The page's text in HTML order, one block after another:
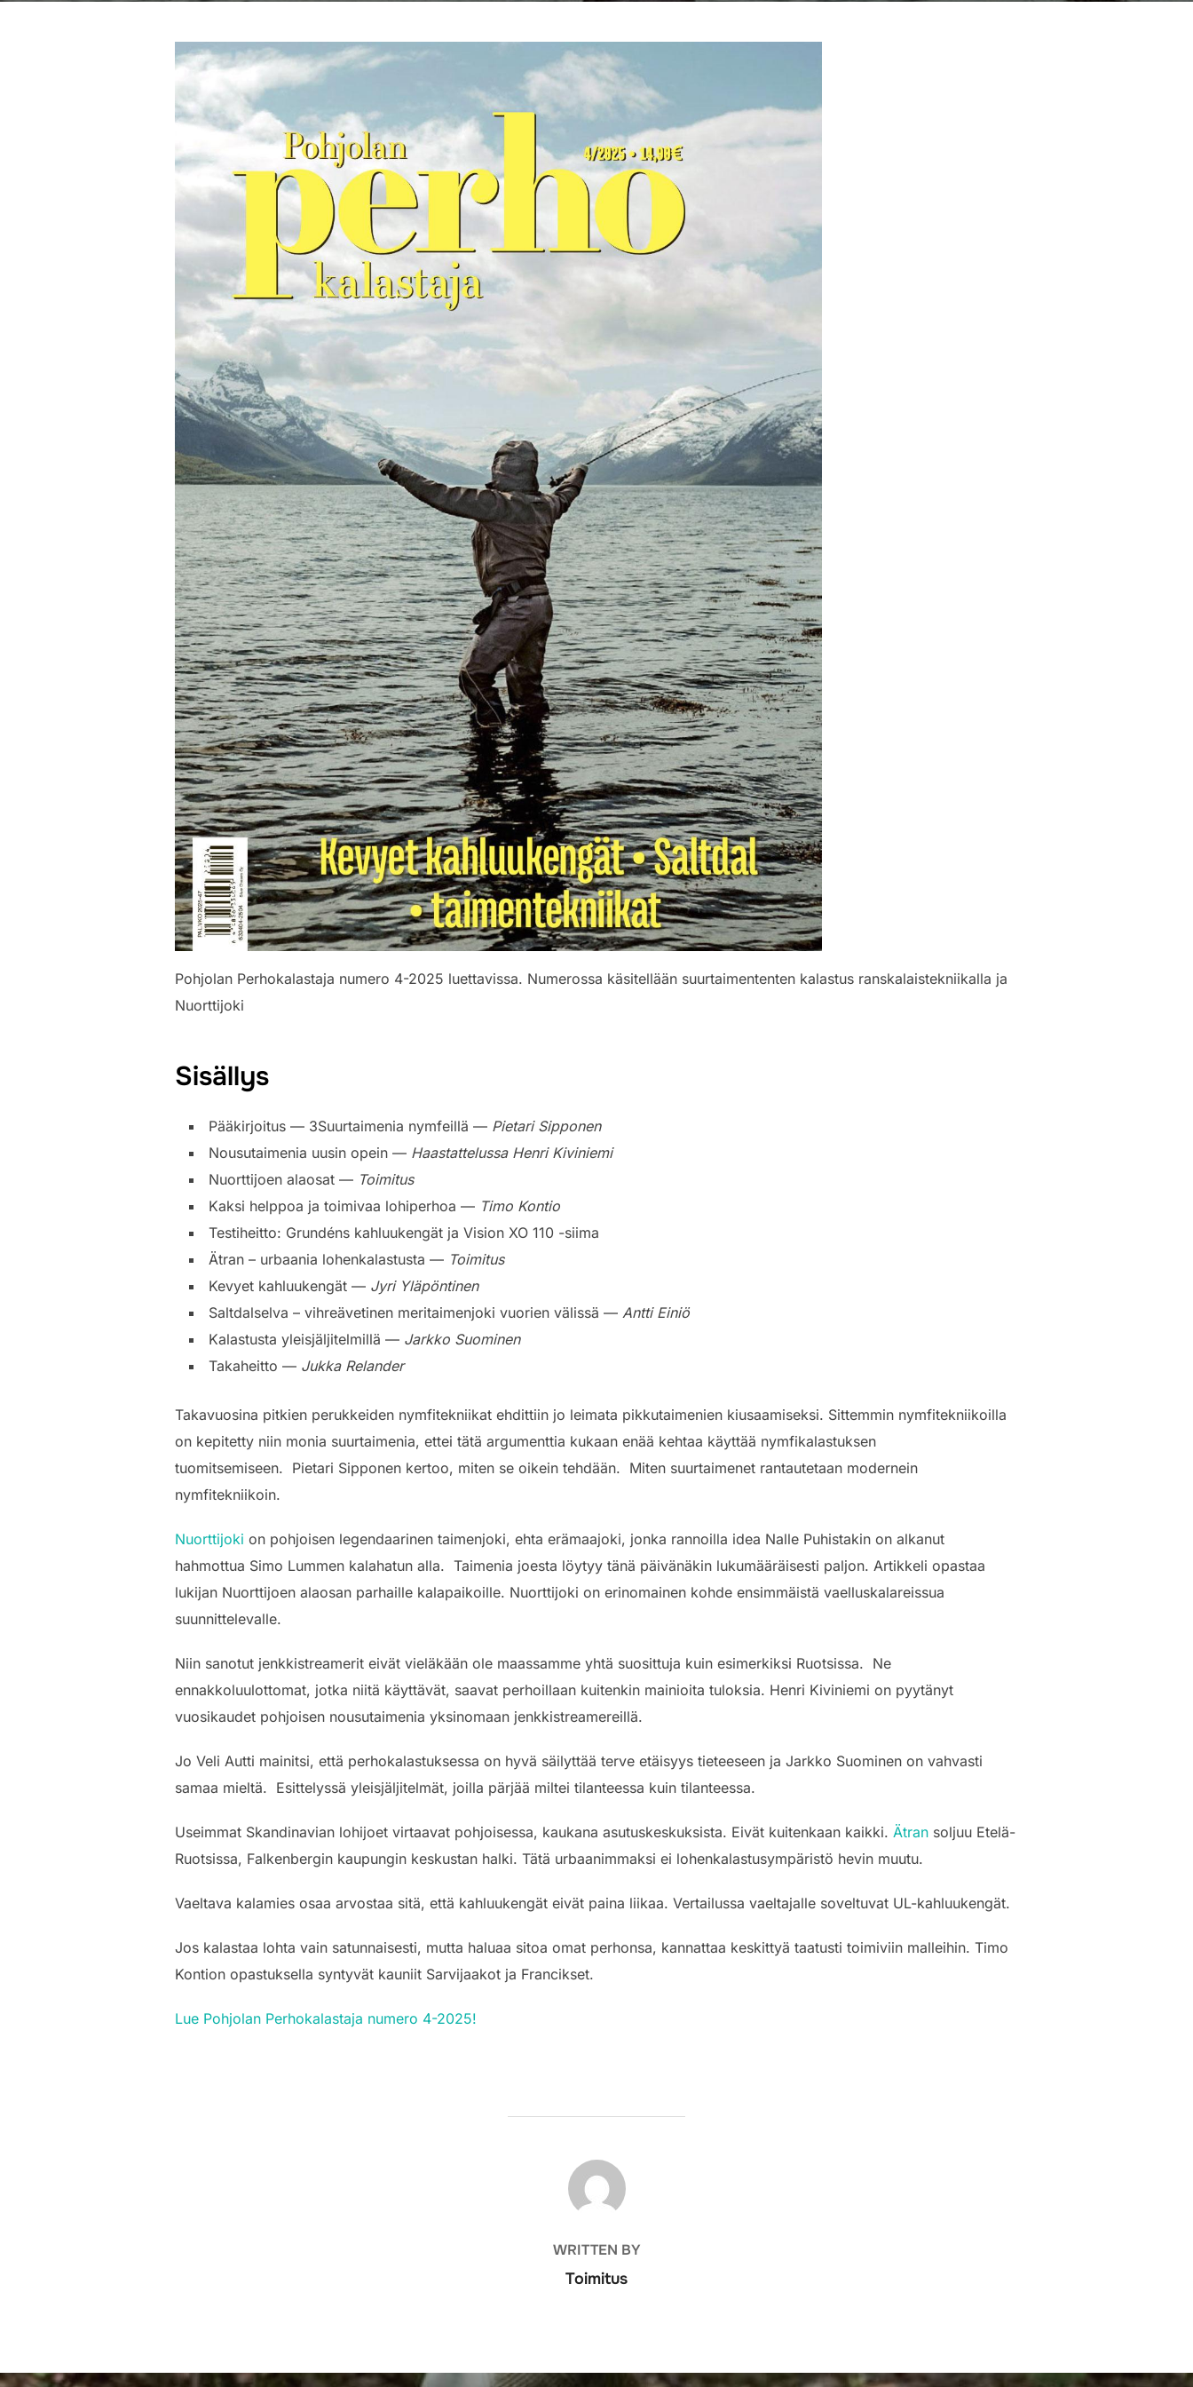
Pohjolan Perhokalastaja numero 4-2025 luettavissa. Numerossa käsitellään suurtaimententen kalastus ranskalaistekniikalla ja
Nuorttijoki
Sisällys
Pääkirjoitus — 3Suurtaimenia nymfeillä — Pietari Sipponen
Nousutaimenia uusin opein — Haastattelussa Henri Kiviniemi
Nuorttijoen alaosat — Toimitus
Kaksi helppoa ja toimivaa lohiperhoa — Timo Kontio
Testiheitto: Grundéns kahluukengät ja Vision XO 110 -siima
Ätran – urbaania lohenkalastusta — Toimitus
Kevyet kahluukengät — Jyri Yläpöntinen
Saltdalselva – vihreävetinen meritaimenjoki vuorien välissä — Antti Einiö
Kalastusta yleisjäljitelmillä — Jarkko Suominen
Takaheitto — Jukka Relander
Takavuosina pitkien perukkeiden nymfitekniikat ehdittiin jo leimata pikkutaimenien kiusaamiseksi. Sittemmin nymfitekniikoilla
on kepitetty niin monia suurtaimenia, ettei tätä argumenttia kukaan enää kehtaa käyttää nymfikalastuksen
tuomitsemiseen. Pietari Sipponen kertoo, miten se oikein tehdään. Miten suurtaimenet rantautetaan modernein
nymfitekniikoin.
Nuorttijoki on pohjoisen legendaarinen taimenjoki, ehta erämaajoki, jonka rannoilla idea Nalle Puhistakin on alkanut
hahmottua Simo Lummen kalahatun alla. Taimenia joesta löytyy tänä päivänäkin lukumääräisesti paljon. Artikkeli opastaa
lukijan Nuorttijoen alaosan parhaille kalapaikoille. Nuorttijoki on erinomainen kohde ensimmäistä vaelluskalareissua
suunnittelevalle.
Niin sanotut jenkkistreamerit eivät vieläkään ole maassamme yhtä suosittuja kuin esimerkiksi Ruotsissa. Ne
ennakkoluulottomat, jotka niitä käyttävät, saavat perhoillaan kuitenkin mainioita tuloksia. Henri Kiviniemi on pyytänyt
vuosikaudet pohjoisen nousutaimenia yksinomaan jenkkistreamereillä.
Jo Veli Autti mainitsi, että perhokalastuksessa on hyvä säilyttää terve etäisyys tieteeseen ja Jarkko Suominen on vahvasti
samaa mieltä. Esittelyssä yleisjäljitelmät, joilla pärjää miltei tilanteessa kuin tilanteessa.
Useimmat Skandinavian lohijoet virtaavat pohjoisessa, kaukana asutuskeskuksista. Eivät kuitenkaan kaikki. Ätran soljuu Etelä-
Ruotsissa, Falkenbergin kaupungin keskustan halki. Tätä urbaanimmaksi ei lohenkalastusympäristö hevin muutu.
Vaeltava kalamies osaa arvostaa sitä, että kahluukengät eivät paina liikaa. Vertailussa vaeltajalle soveltuvat UL-kahluukengät.
Jos kalastaa lohta vain satunnaisesti, mutta haluaa sitoa omat perhonsa, kannattaa keskittyä taatusti toimiviin malleihin. Timo
Kontion opastuksella syntyvät kauniit Sarvijaakot ja Francikset.
Lue Pohjolan Perhokalastaja numero 4-2025!
POST AUTHOR
WRITTEN BY
Toimitus